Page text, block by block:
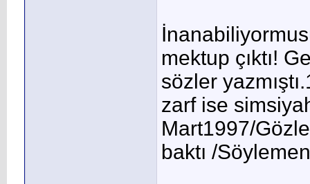
mektup çıktı!
sözler
zarf ise
Mart1997/
baktı /